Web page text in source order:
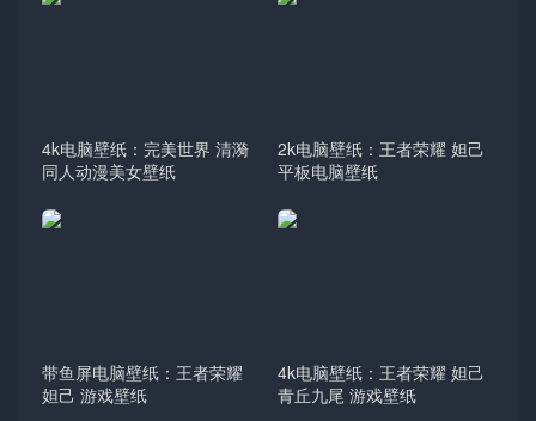
4k电脑壁纸：完美世界 清漪
同人动漫美女壁纸
2k电脑壁纸：王者荣耀 妲己
平板电脑壁纸
带鱼屏电脑壁纸：王者荣耀
妲己 游戏壁纸
4k电脑壁纸：王者荣耀 妲己
青丘九尾 游戏壁纸